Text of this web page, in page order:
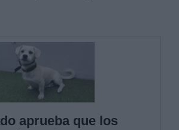
aprueba que los